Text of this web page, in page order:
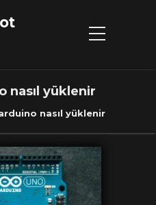
nasıl yüklenir
nasıl yüklenir